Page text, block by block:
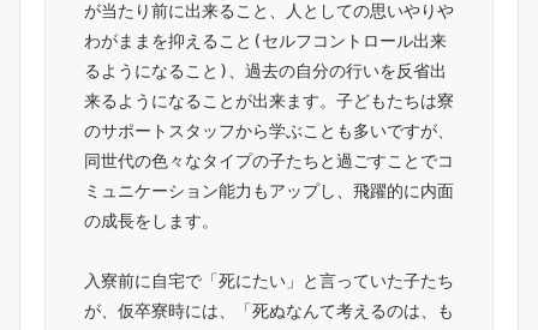
が当たり前に出来ること、人としての思いやりや
わがままを抑えること(セルフコントロール出来
るようになること)、過去の自分の行いを反省出
来るようになることが出来ます。子どもたちは寮
のサポートスタッフから学ぶことも多いですが、
同世代の色々なタイプの子たちと過ごすことでコ
ミュニケーション能力もアップし、飛躍的に内面
の成長をします。
入寮前に自宅で「死にたい」と言っていた子たち
が、仮卒寮時には、「死ぬなんて考えるのは、も